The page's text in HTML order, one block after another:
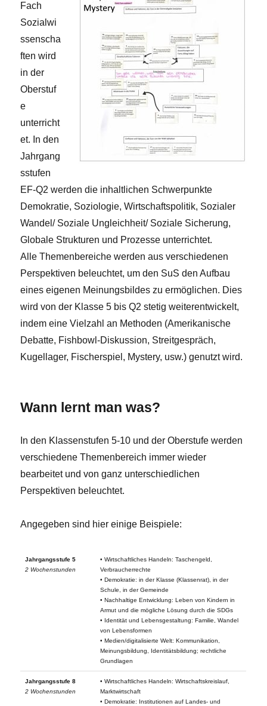
Fach
Sozialwi
ssenscha
ften wird
in der
Oberstuf
e
unterricht
et. In den
Jahrgang
sstufen
EF-Q2 werden die inhaltlichen Schwerpunkte
Demokratie, Soziologie, Wirtschaftspolitik, Sozialer
Wandel/ Soziale Ungleichheit/ Soziale Sicherung,
Globale Strukturen und Prozesse unterrichtet.
Alle Themenbereiche werden aus verschiedenen
Perspektiven beleuchtet, um den SuS den Aufbau
eines eigenen Meinungsbildes zu ermöglichen. Dies
wird von der Klasse 5 bis Q2 stetig weiterentwickelt,
indem eine Vielzahl an Methoden (Amerikanische
Debatte, Fishbowl-Diskussion, Streitgespräch,
Kugellager, Fischerspiel, Mystery, usw.) genutzt wird.
Wann lernt man was?
In den Klassenstufen 5-10 und der Oberstufe werden
verschiedene Themenbereich immer wieder
bearbeitet und von ganz unterschiedlichen
Perspektiven beleuchtet.
Angegeben sind hier einige Beispiele:
Jahrgangsstufe 5
2 Wochenstunden
• Wirtschaftliches Handeln: Taschengeld,
Verbraucherrechte
• Demokratie: in der Klasse (Klassenrat), in der
Schule, in der Gemeinde
• Nachhaltige Entwicklung: Leben von Kindern in
Armut und die mögliche Lösung durch die SDGs
• Identität und Lebensgestaltung: Familie, Wandel
von Lebensformen
• Medien/digitalisierte Welt: Kommunikation,
Meinungsbildung, Identitätsbildung; rechtliche
Grundlagen
Jahrgangsstufe 8
2 Wochenstunden
• Wirtschaftliches Handeln: Wirtschaftskreislauf,
Marktwirtschaft
• Demokratie: Institutionen auf Landes- und